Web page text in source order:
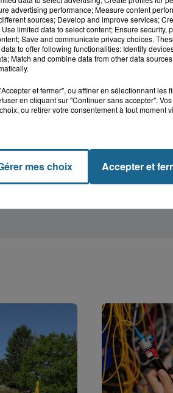
advertising performance; Measure content
sources; Develop and improve services;
limited data to select content; Ensure security,
Save and communicate privacy choices.
to offer following functionalities: Identify
Match and combine data from other data
et fermer", ou affiner en sélectionnant les
en cliquant sur "Continuer sans accepter".
ou retirer votre consentement à tout moment
mes choix Accepter et